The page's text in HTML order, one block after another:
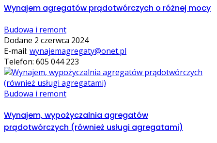
Wynajem agregatów prądotwórczych o różnej mocy
Budowa i remont
Dodane 2 czerwca 2024
E-mail: wynajemagregaty@onet.pl
Telefon: 605 044 223
Budowa i remont
Wynajem, wypożyczalnia agregatów
prądotwórczych (również usługi agregatami)